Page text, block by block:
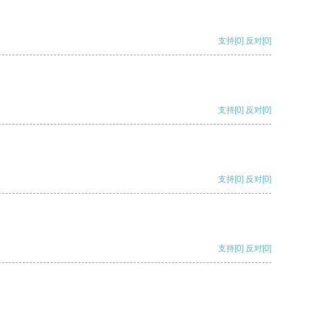
支持[0] 反对[0]
支持[0] 反对[0]
支持[0] 反对[0]
支持[0] 反对[0]